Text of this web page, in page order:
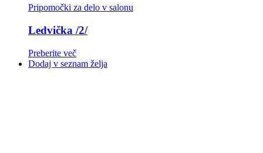
Pripomočki za delo v salonu
Ledvička /2/
Preberite več
Dodaj v seznam želja